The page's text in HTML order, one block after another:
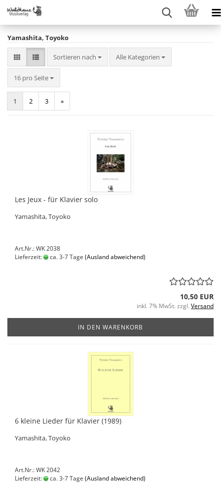
Yamashita, Toyoko
Sortieren nach
Sortieren nach Alle Kategorien
16 pro Seite
pro Seite
1 2 3 »
Les Jeux - für Klavier solo
Yamashita, Toyoko
Art.Nr.: WK 2038
Lieferzeit:
ca. 3-7 Tage (Ausland abweichend)
10,50 EUR
inkl. 7% MwSt. zzgl. Versand
IN DEN WARENKORB
6 kleine Lieder für Klavier (1989)
Yamashita, Toyoko
Art.Nr.: WK 2042
Lieferzeit:
ca. 3-7 Tage (Ausland abweichend)